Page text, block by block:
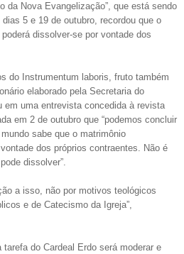
da Nova Evangelização”, que está sendo
5 e 19 de outubro, recordou que o
dissolver-se por vontade dos
do Instrumentum laboris, fruto também
elaborado pela Secretaria do
em uma entrevista concedida à revista
em 2 de outubro que “podemos concluir
sabe que o matrimônio
dos próprios contraentes. Não é
dissolver”.
a isso, não por motivos teológicos
e de Catecismo da Igreja”,
do Cardeal Erdo será moderar e